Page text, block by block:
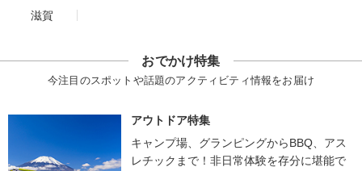
滋賀
おでかけ特集
今注目のスポットや話題のアクティビティ情報をお届け
アウトドア特集
キャンプ場、グランピングからBBQ、アス
レチックまで！非日常体験を存分に堪能で